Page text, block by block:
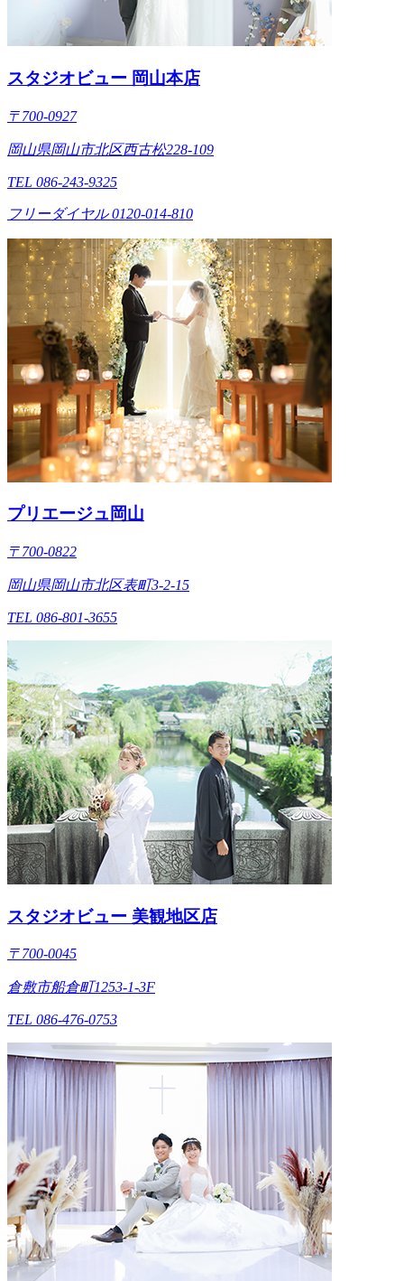
スタジオビュー 岡山本店
〒700-0927
岡山県岡山市北区西古松228-109
TEL 086-243-9325
フリーダイヤル 0120-014-810
プリエージュ岡山
〒700-0822
岡山県岡山市北区表町3-2-15
TEL 086-801-3655
スタジオビュー 美観地区店
〒700-0045
倉敷市船倉町1253-1-3F
TEL 086-476-0753